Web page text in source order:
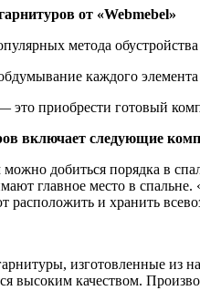
от «Webmebel»
метода
каждого
приобрести готовый
включает следующие
добиться порядка в
главное место в
и хранить
изготовленные из
высоким качеством.